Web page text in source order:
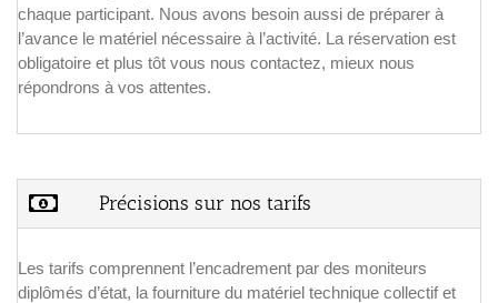
chaque participant. Nous avons besoin aussi de préparer à
l’avance le matériel nécessaire à l’activité. La réservation est
obligatoire et plus tôt vous nous contactez, mieux nous
répondrons à vos attentes.
Précisions sur nos tarifs
Les tarifs comprennent l’encadrement par des moniteurs
diplômés d’état, la fourniture du matériel technique collectif et